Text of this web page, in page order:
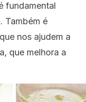
fundamental
Também é
nos ajudem a
que melhora a